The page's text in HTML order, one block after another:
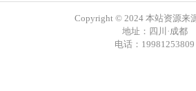
Copyright © 2024 本站资源来
地址：四川·成都
电话：19981253809